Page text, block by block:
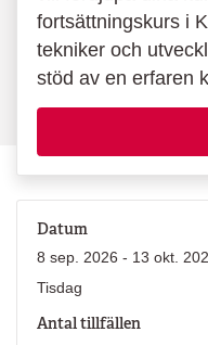
fortsättningskurs i
tekniker och
stöd av en erfaren
Datum
8 sep. 2026 - 13 okt.
Tisdag
Antal tillfällen